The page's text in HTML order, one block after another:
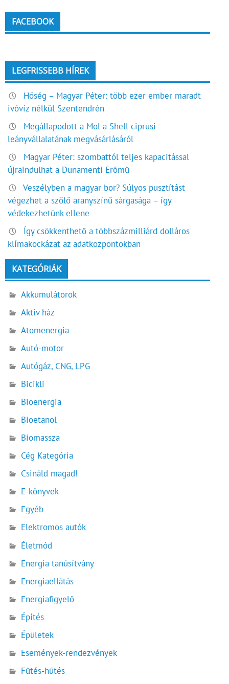
FACEBOOK
LEGFRISSEBB HÍREK
Hőség – Magyar Péter: több ezer ember maradt
ivóvíz nélkül Szentendrén
Megállapodott a Mol a Shell ciprusi
leányvállalatának megvásárlásáról
Magyar Péter: szombattól teljes kapacitással
újraindulhat a Dunamenti Erőmű
Veszélyben a magyar bor? Súlyos pusztítást
végezhet a szőlő aranyszínű sárgasága – így
védekezhetünk ellene
Így csökkenthető a többszázmilliárd dolláros
klímakockázat az adatközpontokban
KATEGÓRIÁK
Akkumulátorok
Aktív ház
Atomenergia
Autó-motor
Autógáz, CNG, LPG
Bicikli
Bioenergia
Bioetanol
Biomassza
Cég Kategória
Csináld magad!
E-könyvek
Egyéb
Elektromos autók
Életmód
Energia tanúsítvány
Energiaellátás
Energiafigyelő
Építés
Épületek
Események-rendezvények
Fűtés-hűtés